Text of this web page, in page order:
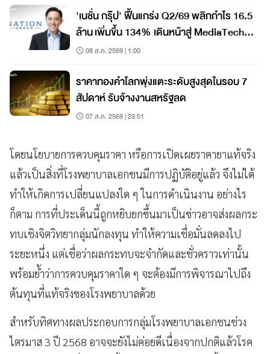
'เนชั่น กรุ๊ป' ฟื้นแกร่ง Q2/69 พลิกกำไร 16.5
ล้าน เพิ่มขึ้น 134% เดินหน้าสู่ MediaTech
เต็มรูปแบบ
08 ส.ค. 2569 | 1:00
ราคาทองคำโลกพุ่งแตะระดับสูงสุดในรอบ 7
สัปดาห์ รับจ้างงานสหรัฐลด
07 ส.ค. 2569 | 23:51
โดยนโยบายการควบคุมราคา หรือการเปิดเผยราคายาแท้จริง
แล้วเป็นสิ่งที่โรงพยาบาลเอกชนมีการปฏิบัติอยู่แล้ว จึงไม่ได้
ทำให้เกิดการเปลี่ยนแปลงใด ๆ ในการดำเนินงาน อย่างไร
ก็ตาม การที่ประเด็นนี้ถูกหยิบยกขึ้นมาเป็นข่าวอาจส่งผลกระ
ทบเชิงจิตวิทยากลุ่มนักลงทุน ทำให้ความเชื่อมั่นลดลงไป
ระยะหนึ่ง แต่เชื่อว่าผลกระทบจะจำกัดและชั่วคราวเท่านั้น
พร้อมย้ำว่าการควบคุมราคาใด ๆ จะต้องมีการพิจารณาไปถึง
ต้นทุนที่แท้จริงของโรงพยาบาลด้วย
สำหรับทิศทางผลประกอบการกลุ่มโรงพยาบาลเอกชนช่วง
ไตรมาส 3 ปี 2568 อาจจะยังไม่ค่อยดีเนื่องจากปกติแล้วโรค